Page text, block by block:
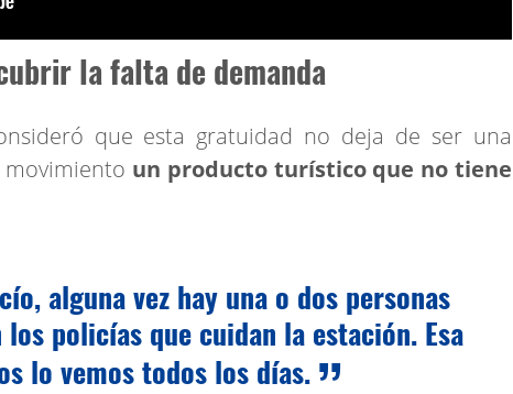
la falta de demanda
que esta gratuidad no deja de ser una
un producto turístico que no tiene
alguna vez hay una o dos personas
policías que cuidan la estación. Esa
lo vemos todos los días.